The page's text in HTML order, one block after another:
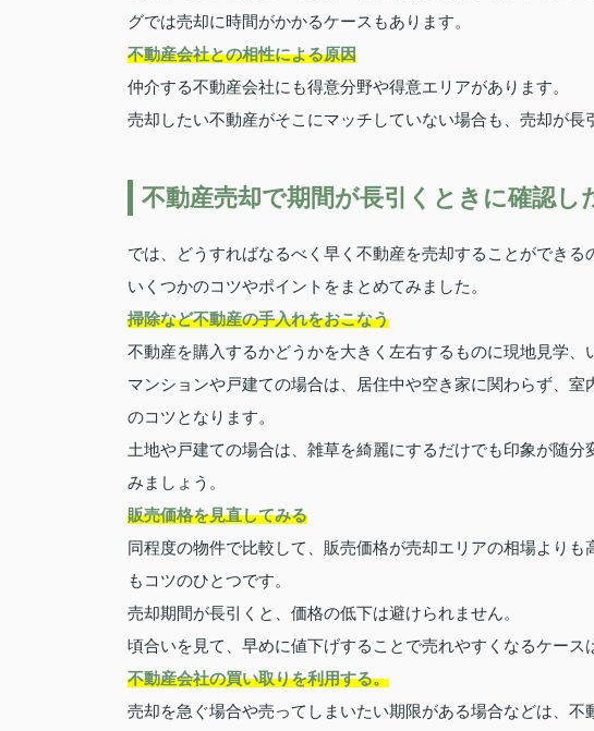
グでは売却に時間がかかるケースもあります。
不動産会社との相性による原因
仲介する不動産会社にも得意分野や得意エリアがあります。
売却したい不動産がそこにマッチしていない場合も、売却が長
不動産売却で期間が長引くときに確認し
では、どうすればなるべく早く不動産を売却することができる
いくつかのコツやポイントをまとめてみました。
掃除など不動産の手入れをおこなう
不動産を購入するかどうかを大きく左右するものに現地見学、
マンションや戸建ての場合は、居住中や空き家に関わらず、
のコツとなります。
土地や戸建ての場合は、雑草を綺麗にするだけでも印象が随
みましょう。
販売価格を見直してみる
同程度の物件で比較して、販売価格が売却エリアの相場より
もコツのひとつです。
売却期間が長引くと、価格の低下は避けられません。
頃合いを見て、早めに値下げすることで売れやすくなるケース
不動産会社の買い取りを利用する。
売却を急ぐ場合や売ってしまいたい期限がある場合などは、